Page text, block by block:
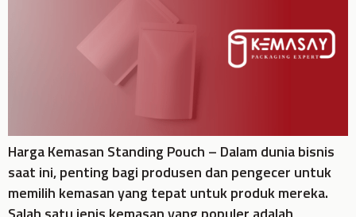
Harga Kemasan Standing Pouch – Dalam dunia bisnis
saat ini, penting bagi produsen dan pengecer untuk
memilih kemasan yang tepat untuk produk mereka.